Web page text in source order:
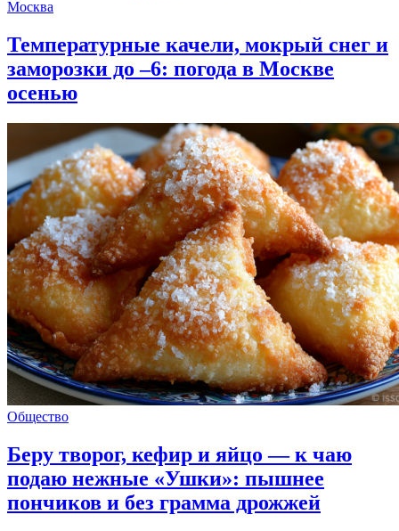
Москва
Температурные качели, мокрый снег и
заморозки до –6: погода в Москве
осенью
Общество
Беру творог, кефир и яйцо — к чаю
подаю нежные «Ушки»: пышнее
пончиков и без грамма дрожжей